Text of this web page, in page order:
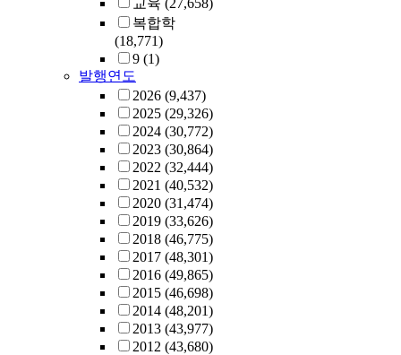
교육 (27,658)
복합학
(18,771)
9 (1)
발행연도
2026 (9,437)
2025 (29,326)
2024 (30,772)
2023 (30,864)
2022 (32,444)
2021 (40,532)
2020 (31,474)
2019 (33,626)
2018 (46,775)
2017 (48,301)
2016 (49,865)
2015 (46,698)
2014 (48,201)
2013 (43,977)
2012 (43,680)